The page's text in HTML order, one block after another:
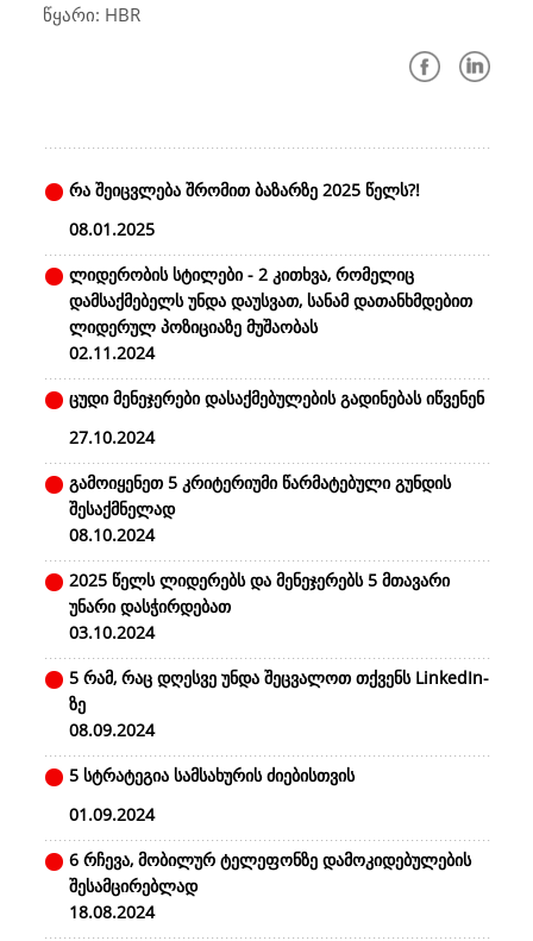
წყარი: HBR
რა შეიცვლება შრომით ბაზარზე 2025 წელს?!
08.01.2025
ლიდერობის სტილები - 2 კითხვა, რომელიც
დამსაქმებელს უნდა დაუსვათ, სანამ დათანხმდებით
ლიდერულ პოზიციაზე მუშაობას
02.11.2024
ცუდი მენეჯერები დასაქმებულების გადინებას იწვენენ
27.10.2024
გამოიყენეთ 5 კრიტერიუმი წარმატებული გუნდის
შესაქმნელად
08.10.2024
2025 წელს ლიდერებს და მენეჯერებს 5 მთავარი
უნარი დასჭირდებათ
03.10.2024
5 რამ, რაც დღესვე უნდა შეცვალოთ თქვენს LinkedIn-
ზე
08.09.2024
5 სტრატეგია სამსახურის ძიებისთვის
01.09.2024
6 რჩევა, მობილურ ტელეფონზე დამოკიდებულების
შესამცირებლად
18.08.2024